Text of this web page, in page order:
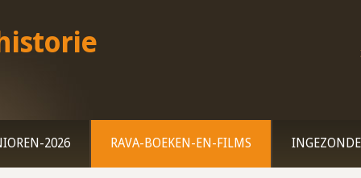
2026 RAVA-BOEKEN-EN-FILMS